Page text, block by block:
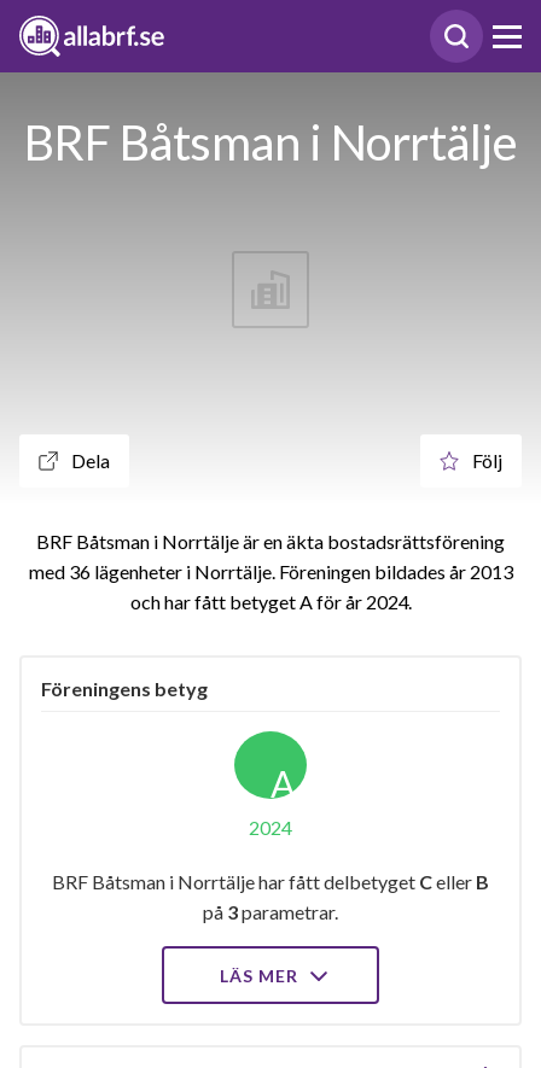
BRF Båtsman i Norrtälje
Dela Följ
BRF Båtsman i Norrtälje är en äkta bostadsrättsförening
med 36 lägenheter i Norrtälje. Föreningen bildades år 2013
och har fått betyget A för år 2024
Föreningens betyg
A
2024
BRF Båtsman i Norrtälje har fått delbetyget Celler B
på 3parametrar.
LÄS MER